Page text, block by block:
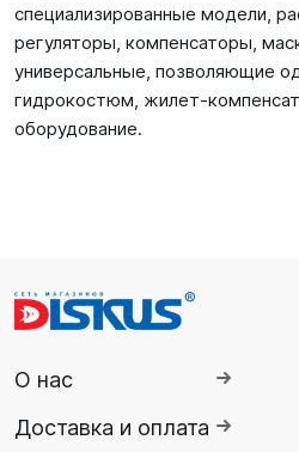
специализированные модели,
регуляторы, компенсаторы,
универсальные, позволяющие
гидрокостюм, жилет-
оборудование.
О нас
Доставка и оплата